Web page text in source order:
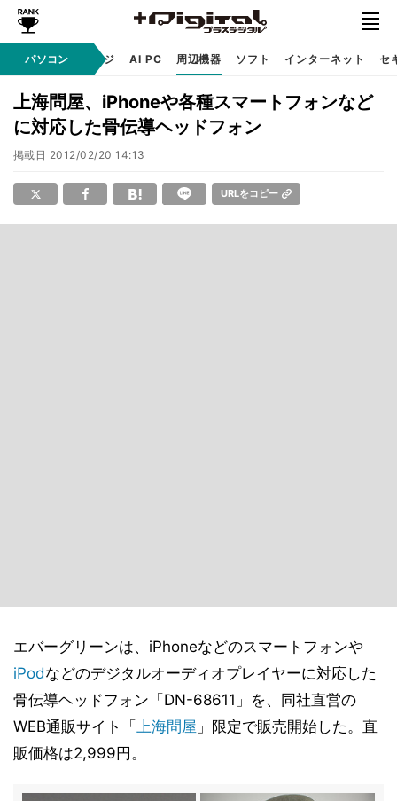
パソコン
自作 / テクノロジ AI PC 周辺機器 ソフト インターネット セ
上海問屋、iPhoneや各種スマートフォンなど
に対応した骨伝導ヘッドフォン
掲載日 2012/02/20 14:13
URLをコピー
エバーグリーンは、iPhoneなどのスマートフォンや
iPodなどのデジタルオーディオプレイヤーに対応した
骨伝導ヘッドフォン「DN-68611」を、同社直営の
WEB通販サイト「 上海問屋 」限定で販売開始した。直
販価格は2,999円。